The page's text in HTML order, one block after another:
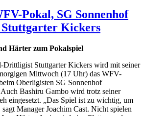
Pokal, SG Sonnenhof
Stuttgarter Kickers
Härter zum Pokalspiel
Drittligist Stuttgarter Kickers wird mit seiner
Mittwoch (17 Uhr) das WFV-
Oberligisten SG Sonnenhof
Bashiru Gambo wird trotz seiner
eingesetzt. „Das Spiel ist zu wichtig, um
sagt Manager Joachim Cast. Nicht spielen